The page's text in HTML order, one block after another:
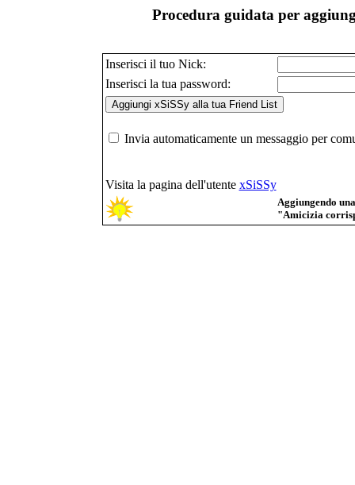
Procedura guidata per
Inserisci il tuo Nick:
Inserisci la tua password:
Invia automaticamente un messaggio per
Visita la pagina dell'utente xSiSSy
Aggiungendo
"Amicizia